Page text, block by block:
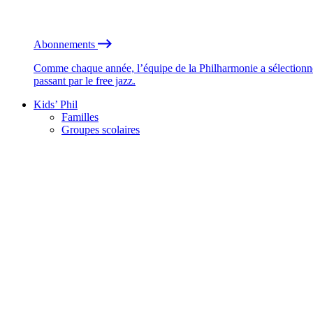
Abonnements
Comme chaque année, l’équipe de la Philharmonie a
passant par le free jazz.
Kids’ Phil
Familles
Groupes scolaires